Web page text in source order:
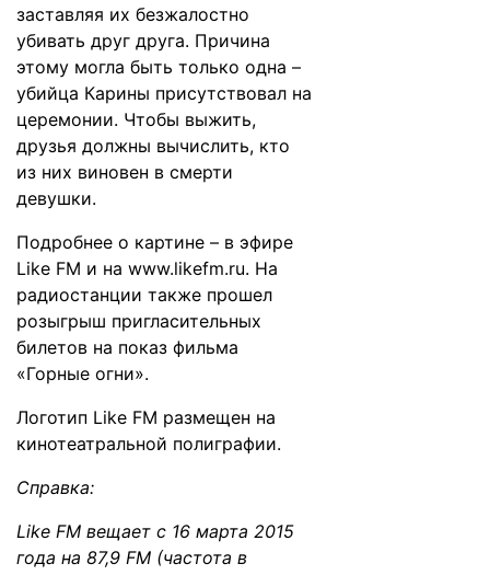
заставляя их безжалостно
убивать друг друга. Причина
этому могла быть только одна –
убийца Карины присутствовал на
церемонии. Чтобы выжить,
друзья должны вычислить, кто
из них виновен в смерти
девушки.
Подробнее о картине – в эфире
Like FM и на www.likefm.ru. На
радиостанции также прошел
розыгрыш пригласительных
билетов на показ фильма
«Горные огни».
Логотип Like FM размещен на
кинотеатральной полиграфии.
Справка:
Like FM вещает с 16 марта 2015
года на 87,9 FM (частота в